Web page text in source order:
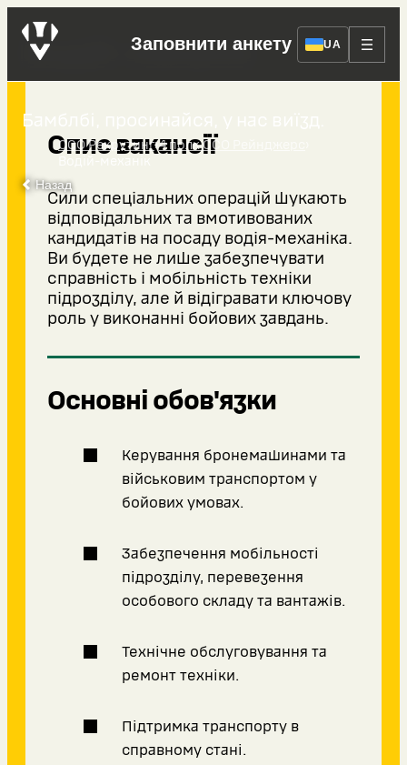
Заповнити анкету UA
ССО Рекрутинг›4 полк ССО Рейнджерс
Назад
Водій-механік
Бамблбі, просинайся, у нас виїзд.
Опис вакансії
Сили спеціальних операцій шукають
відповідальних та вмотивованих
кандидатів на посаду водія-механіка.
Ви будете не лише забезпечувати
справність і мобільність техніки
підрозділу, але й відігравати ключову
роль у виконанні бойових завдань.
Основні обов'язки
Керування бронемашинами та
військовим транспортом у
бойових умовах.
Забезпечення мобільності
підрозділу, перевезення
особового складу та вантажів.
Технічне обслуговування та
ремонт техніки.
Підтримка транспорту в
справному стані.